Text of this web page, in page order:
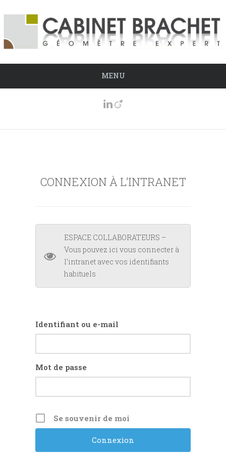
MENU
CONNEXION À L’INTRANET
ESPACE COLLABORATEURS –
Vous pouvez ici vous connecter à
l’intranet avec vos identifiants
habituels
Identifiant ou e-mail
Mot de passe
Se souvenir de moi